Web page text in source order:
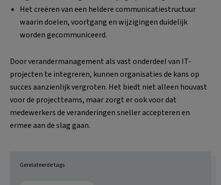
Het creëren van een heldere communicatiestructuur
waarin doelen, voortgang en wijzigingen duidelijk
worden gecommuniceerd.
Door verandermanagement als vast onderdeel van IT-
projecten te integreren, kunnen organisaties de kans op
succes aanzienlijk vergroten. Het biedt niet alleen houvast
voor de projectteams, maar zorgt er ook voor dat
medewerkers de veranderingen sneller accepteren en
ermee aan de slag gaan.
Gerelateerde tags